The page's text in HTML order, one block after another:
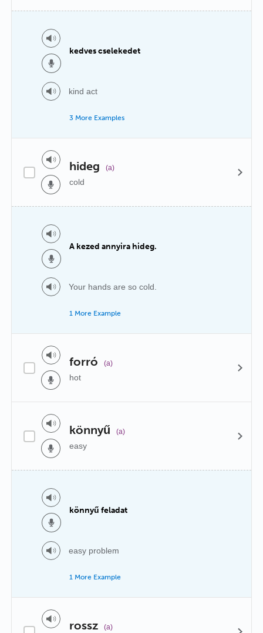
kedves cselekedet
kind act
3 More Examples
hideg (a)
cold
A kezed annyira hideg.
Your hands are so cold.
1 More Example
forró (a)
hot
könnyű (a)
easy
könnyű feladat
easy problem
1 More Example
rossz (a)